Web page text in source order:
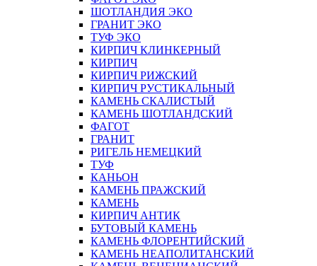
ШОТЛАНДИЯ ЭКО
ГРАНИТ ЭКО
ТУФ ЭКО
КИРПИЧ КЛИНКЕРНЫЙ
КИРПИЧ
КИРПИЧ РИЖСКИЙ
КИРПИЧ РУСТИКАЛЬНЫЙ
КАМЕНЬ СКАЛИСТЫЙ
КАМЕНЬ ШОТЛАНДСКИЙ
ФАГОТ
ГРАНИТ
РИГЕЛЬ НЕМЕЦКИЙ
ТУФ
КАНЬОН
КАМЕНЬ ПРАЖСКИЙ
КАМЕНЬ
КИРПИЧ АНТИК
БУТОВЫЙ КАМЕНЬ
КАМЕНЬ ФЛОРЕНТИЙСКИЙ
КАМЕНЬ НЕАПОЛИТАНСКИЙ